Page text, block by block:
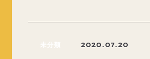
未分類 2020.07.20